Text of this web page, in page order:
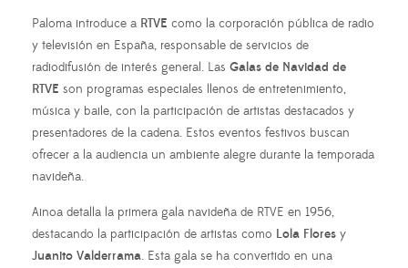
Paloma introduce a RTVE como la corporación pública de radio
y televisión en España, responsable de servicios de
radiodifusión de interés general. Las Galas de Navidad de
RTVE son programas especiales llenos de entretenimiento,
música y baile, con la participación de artistas destacados y
presentadores de la cadena. Estos eventos festivos buscan
ofrecer a la audiencia un ambiente alegre durante la temporada
navideña.
Ainoa detalla la primera gala navideña de RTVE en 1956,
destacando la participación de artistas como Lola Flores y
Juanito Valderrama. Esta gala se ha convertido en una